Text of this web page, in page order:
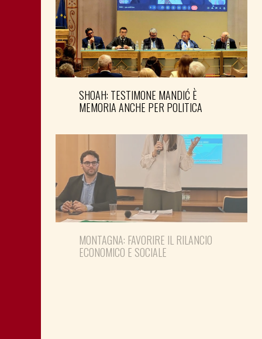
SHOAH: TESTIMONE MANDIĆ È
MEMORIA ANCHE PER POLITICA
MONTAGNA: FAVORIRE IL RILANCIO
ECONOMICO E SOCIALE